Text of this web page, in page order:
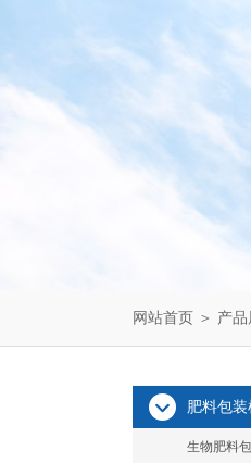
网站首页 ＞ 产
肥料包装
生物肥料